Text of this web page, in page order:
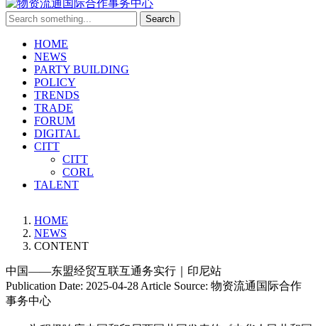
Search
HOME
NEWS
PARTY BUILDING
POLICY
TRENDS
TRADE
FORUM
DIGITAL
CITT
CITT
CORL
TALENT
HOME
NEWS
CONTENT
中国——东盟经贸互联互通务实行｜印尼站
Publication Date: 2025-04-28 Article Source: 物资流通国际合作
事务中心